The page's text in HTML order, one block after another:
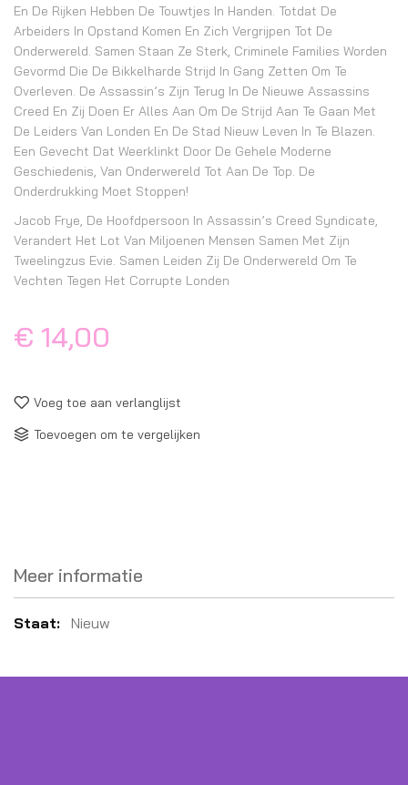
En De Rijken Hebben De Touwtjes In Handen. Totdat De
Arbeiders In Opstand Komen En Zich Vergrijpen Tot De
Onderwereld. Samen Staan Ze Sterk, Criminele Families Worden
Gevormd Die De Bikkelharde Strijd In Gang Zetten Om Te
Overleven. De Assassin’s Zijn Terug In De Nieuwe Assassins
Creed En Zij Doen Er Alles Aan Om De Strijd Aan Te Gaan Met
De Leiders Van Londen En De Stad Nieuw Leven In Te Blazen.
Een Gevecht Dat Weerklinkt Door De Gehele Moderne
Geschiedenis, Van Onderwereld Tot Aan De Top. De
Onderdrukking Moet Stoppen!
Jacob Frye, De Hoofdpersoon In Assassin’s Creed Syndicate,
Verandert Het Lot Van Miljoenen Mensen Samen Met Zijn
Tweelingzus Evie. Samen Leiden Zij De Onderwereld Om Te
Vechten Tegen Het Corrupte Londen
€ 14,00
Voeg toe aan verlanglijst
Toevoegen om te vergelijken
Meer informatie
Meer
Nieuw